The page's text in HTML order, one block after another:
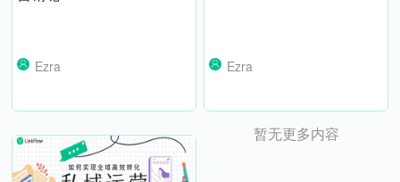
Ezra Ezra
暂无更多内容